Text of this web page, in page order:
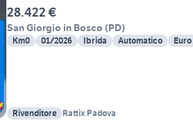
28.422 €
San Giorgio in Bosco (PD)
Km0 01/2026 Ibrida Automatico Euro
Rivenditore Rattix Padova